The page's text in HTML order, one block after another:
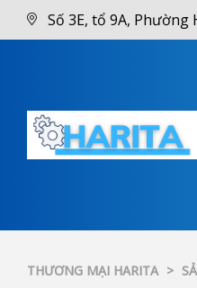
Số 3E, tổ 9A,
THƯƠNG MẠI HARITA >